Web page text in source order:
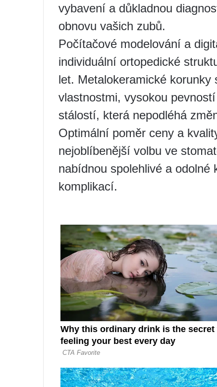
vybavení a důkladnou
obnovu vašich zubů.
Počítačové modelování a
individuální ortopedické
let. Metalokeramické
vlastnostmi, vysokou
stálostí, která nepodléhá
Optimální poměr ceny a
nejoblíbenější volbu ve
nabídnou spolehlivé a odolné
komplikací.